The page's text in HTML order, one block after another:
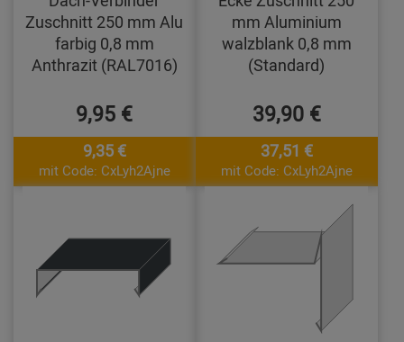
Zuschnitt 250 mm Alu
farbig 0,8 mm
Anthrazit (RAL7016)
9,95 €
9,35 €
mit Code: CxLyh2Ajne
mm Aluminium
walzblank 0,8 mm
(Standard)
39,90 €
37,51 €
mit Code: CxLyh2Ajne